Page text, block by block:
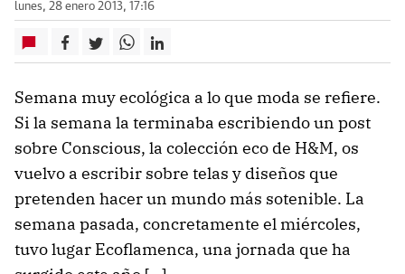
lunes, 28 enero 2013, 17:16
Semana muy ecológica a lo que moda se refiere.
Si la semana la terminaba escribiendo un post
sobre Conscious, la colección eco de H&M, os
vuelvo a escribir sobre telas y diseños que
pretenden hacer un mundo más sotenible. La
semana pasada, concretamente el miércoles,
tuvo lugar Ecoflamenca, una jornada que ha